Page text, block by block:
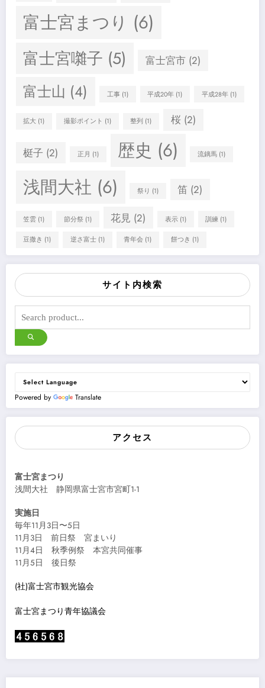
富士宮まつり (6)
富士宮囃子 (5) 富士宮市(2)
富士山 (4) 工事(1) 平成20年 (1) 平成28年(1)
拡大 (1) 撮影ポイント (1) 整列 (1) 桜(2)
梃子 (2) 正月 (1) 歴史 (6) 流鏑馬(1)
浅間大社 (6) 祭り (1) 笛 (2)
笠雲 (1) 節分祭(1) 花見 (2) 表示(1) 訓練 (1)
豆撒き (1) 逆さ富士(1) 青年会 (1) 餅つき (1)
サイト内検索
Powered by Translate
アクセス
富士宮まつり
浅間大社 静岡県富士宮市宮町1-1
実施日
毎年11月3日〜5日
11月3日 前日祭 宮まいり
11月4日 秋季例祭 本宮共同催事
11月5日 後日祭
(社)富士宮市観光協会
富士宮まつり青年協議会